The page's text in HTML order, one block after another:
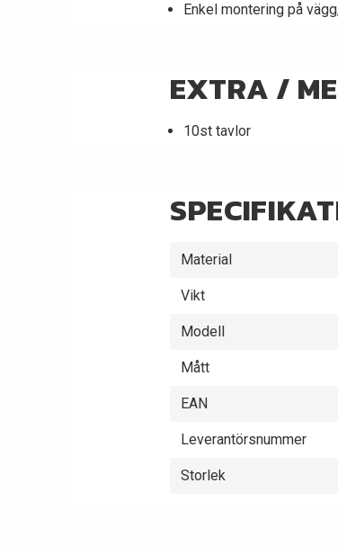
Enkel montering på
EXTRA /
10st tavlor
Material
Vikt
Modell
Mått
EAN
Leverantörsnummer
Storlek